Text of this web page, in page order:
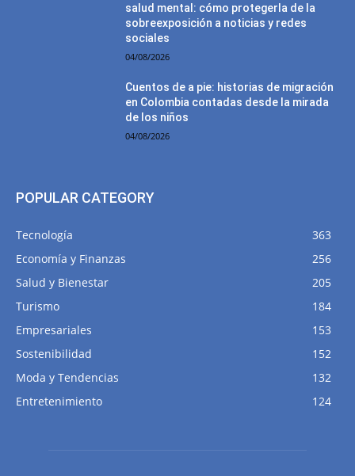
salud mental: cómo protegerla de la
sobreexposición a noticias y redes
sociales
04/08/2026
Cuentos de a pie: historias de migración
en Colombia contadas desde la mirada
de los niños
04/08/2026
POPULAR CATEGORY
Tecnología
363
Economía y Finanzas
256
Salud y Bienestar
205
Turismo
184
Empresariales
153
Sostenibilidad
152
Moda y Tendencias
132
Entretenimiento
124